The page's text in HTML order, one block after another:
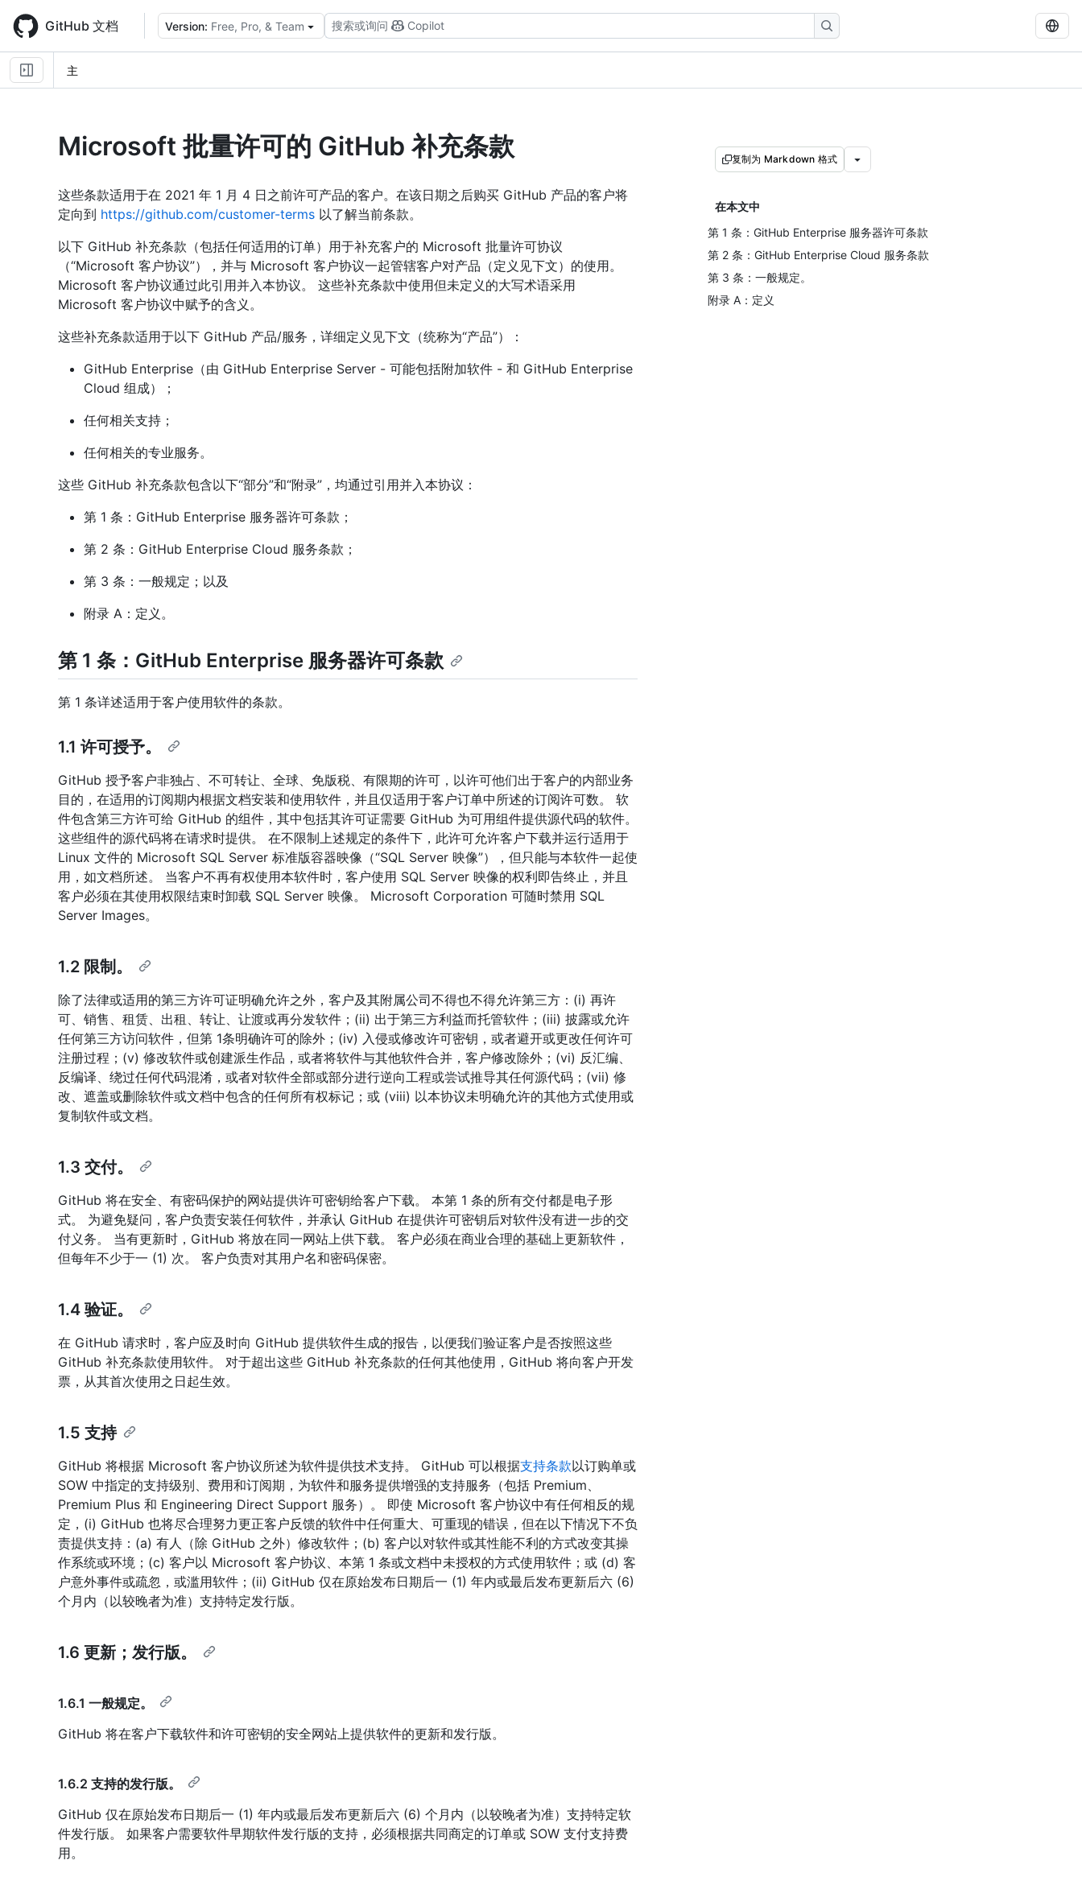
main
content
GitHub 文档 Version: Free, Pro, & Team 搜索或询问 Copilot
主
Microsoft 批量许可的 GitHub 补充条款 复制为 Markdown 格式
在本文中
第 1 条：GitHub Enterprise 服务器许可条款
第 2 条：GitHub Enterprise Cloud 服务条款
第 3 条：一般规定。
附录 A：定义
这些条款适用于在 2021 年 1 月 4 日之前许可产品的客户。在该日期之后购买 GitHub 产品的客户将
定向到 https://github.com/customer-terms 以了解当前条款。
以下 GitHub 补充条款（包括任何适用的订单）用于补充客户的 Microsoft 批量许可协议
（“Microsoft 客户协议”），并与 Microsoft 客户协议一起管辖客户对产品（定义见下文）的使用。
Microsoft 客户协议通过此引用并入本协议。 这些补充条款中使用但未定义的大写术语采用
Microsoft 客户协议中赋予的含义。
这些补充条款适用于以下 GitHub 产品/服务，详细定义见下文（统称为“产品”）：
GitHub Enterprise（由 GitHub Enterprise Server - 可能包括附加软件 - 和 GitHub Enterprise
Cloud 组成）；
任何相关支持；
任何相关的专业服务。
这些 GitHub 补充条款包含以下“部分”和“附录”，均通过引用并入本协议：
第 1 条：GitHub Enterprise 服务器许可条款；
第 2 条：GitHub Enterprise Cloud 服务条款；
第 3 条：一般规定；以及
附录 A：定义。
第 1 条：GitHub Enterprise 服务器许可条款
第 1 条详述适用于客户使用软件的条款。
1.1 许可授予。
GitHub 授予客户非独占、不可转让、全球、免版税、有限期的许可，以许可他们出于客户的内部业务
目的，在适用的订阅期内根据文档安装和使用软件，并且仅适用于客户订单中所述的订阅许可数。 软
件包含第三方许可给 GitHub 的组件，其中包括其许可证需要 GitHub 为可用组件提供源代码的软件。
这些组件的源代码将在请求时提供。 在不限制上述规定的条件下，此许可允许客户下载并运行适用于
Linux 文件的 Microsoft SQL Server 标准版容器映像（“SQL Server 映像”），但只能与本软件一起使
用，如文档所述。 当客户不再有权使用本软件时，客户使用 SQL Server 映像的权利即告终止，并且
客户必须在其使用权限结束时卸载 SQL Server 映像。 Microsoft Corporation 可随时禁用 SQL
Server Images。
1.2 限制。
除了法律或适用的第三方许可证明确允许之外，客户及其附属公司不得也不得允许第三方：(i) 再许
可、销售、租赁、出租、转让、让渡或再分发软件；(ii) 出于第三方利益而托管软件；(iii) 披露或允许
任何第三方访问软件，但第 1条明确许可的除外；(iv) 入侵或修改许可密钥，或者避开或更改任何许可
注册过程；(v) 修改软件或创建派生作品，或者将软件与其他软件合并，客户修改除外；(vi) 反汇编、
反编译、绕过任何代码混淆，或者对软件全部或部分进行逆向工程或尝试推导其任何源代码；(vii) 修
改、遮盖或删除软件或文档中包含的任何所有权标记；或 (viii) 以本协议未明确允许的其他方式使用或
复制软件或文档。
1.3 交付。
GitHub 将在安全、有密码保护的网站提供许可密钥给客户下载。 本第 1 条的所有交付都是电子形
式。 为避免疑问，客户负责安装任何软件，并承认 GitHub 在提供许可密钥后对软件没有进一步的交
付义务。 当有更新时，GitHub 将放在同一网站上供下载。 客户必须在商业合理的基础上更新软件，
但每年不少于一 (1) 次。 客户负责对其用户名和密码保密。
1.4 验证。
在 GitHub 请求时，客户应及时向 GitHub 提供软件生成的报告，以便我们验证客户是否按照这些
GitHub 补充条款使用软件。 对于超出这些 GitHub 补充条款的任何其他使用，GitHub 将向客户开发
票，从其首次使用之日起生效。
1.5 支持
GitHub 将根据 Microsoft 客户协议所述为软件提供技术支持。 GitHub 可以根据支持条款以订购单或
SOW 中指定的支持级别、费用和订阅期，为软件和服务提供增强的支持服务（包括 Premium、
Premium Plus 和 Engineering Direct Support 服务）。 即使 Microsoft 客户协议中有任何相反的规
定，(i) GitHub 也将尽合理努力更正客户反馈的软件中任何重大、可重现的错误，但在以下情况下不负
责提供支持：(a) 有人（除 GitHub 之外）修改软件；(b) 客户以对软件或其性能不利的方式改变其操
作系统或环境；(c) 客户以 Microsoft 客户协议、本第 1 条或文档中未授权的方式使用软件；或 (d) 客
户意外事件或疏忽，或滥用软件；(ii) GitHub 仅在原始发布日期后一 (1) 年内或最后发布更新后六 (6)
个月内（以较晚者为准）支持特定发行版。
1.6 更新；发行版。
1.6.1 一般规定。
GitHub 将在客户下载软件和许可密钥的安全网站上提供软件的更新和发行版。
1.6.2 支持的发行版。
GitHub 仅在原始发布日期后一 (1) 年内或最后发布更新后六 (6) 个月内（以较晚者为准）支持特定软
件发行版。 如果客户需要软件早期软件发行版的支持，必须根据共同商定的订单或 SOW 支付支持费
用。